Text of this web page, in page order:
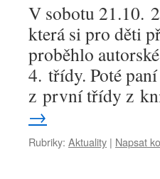
V sobotu 21.10.
která si pro děti
proběhlo
4. třídy. Poté
z první třídy z
→
Rubriky: Aktuality | Napsat